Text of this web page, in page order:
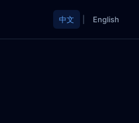
中文 English